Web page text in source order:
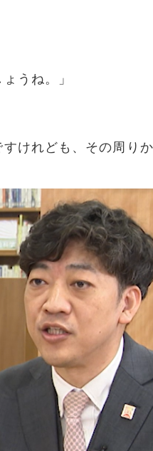
うね。」
けれども、その周り